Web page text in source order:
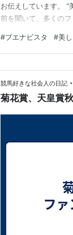
お伝えしています。 “
前を聞いて、多くの
に芝を捉える脚。 強
その名を最初に思い
#ブエナビスタ #美
競馬好きな社会人の日記 •
菊花賞、天皇賞